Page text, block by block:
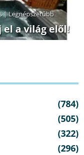
|Legnépszerűbb
el a világ elől!
(784)
(505)
(322)
(296)